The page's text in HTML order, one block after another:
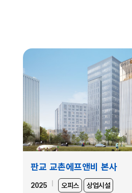
판교 교촌에프앤비 본사
2025 오피스 상업시설